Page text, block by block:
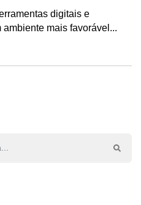
digitais e
mais favorável...